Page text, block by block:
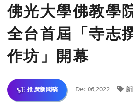
佛光大學佛教學
全台首屆「寺志
作坊」開幕
推廣新聞稿 Dec 06,2022